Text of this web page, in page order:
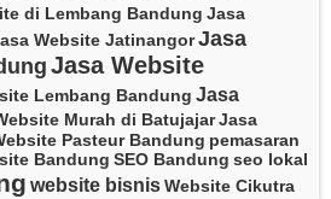
di Lembang Bandung Jasa
Website JatinangorJasa
Jasa Website
Lembang Bandung Jasa
Murah di BatujajarJasa
Pasteur Bandung pemasaran
Bandung SEO Bandung seo lokal
website bisnisWebsite Cikutra